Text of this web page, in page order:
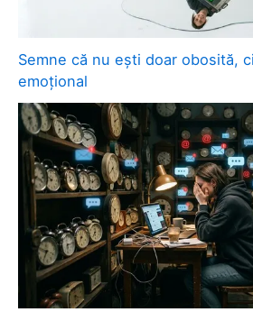
Semne că nu ești doar obosită,
emoțional